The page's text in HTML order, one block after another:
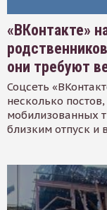
«ВКонтакте»
они требуют
Соцсеть
несколько
мобилизованных
близким отпуск и